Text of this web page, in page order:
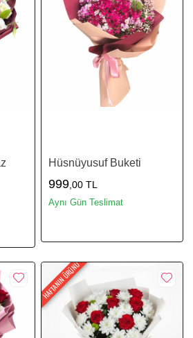
Hüsnüyusuf Buketi
999 ,00 TL
Aynı Gün Teslimat
HAFTANIN ÜRÜNÜ